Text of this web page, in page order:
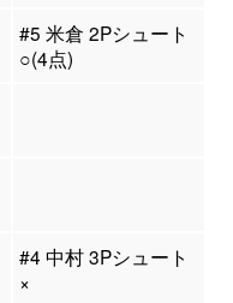
#5 米倉 2Pシュート
○(4点)
#4 中村 3Pシュート
×